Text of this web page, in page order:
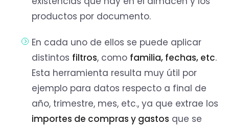
productos por documento.
En cada uno de ellos se puede aplicar
distintos filtros, como familia, fechas, etc.
Esta herramienta resulta muy útil por
ejemplo para datos respecto a final de
año, trimestre, mes, etc., ya que extrae los
importes de compras y gastos que se